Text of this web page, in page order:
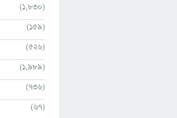
(1,830)
(159)
(526)
(1,989)
(736)
(67)